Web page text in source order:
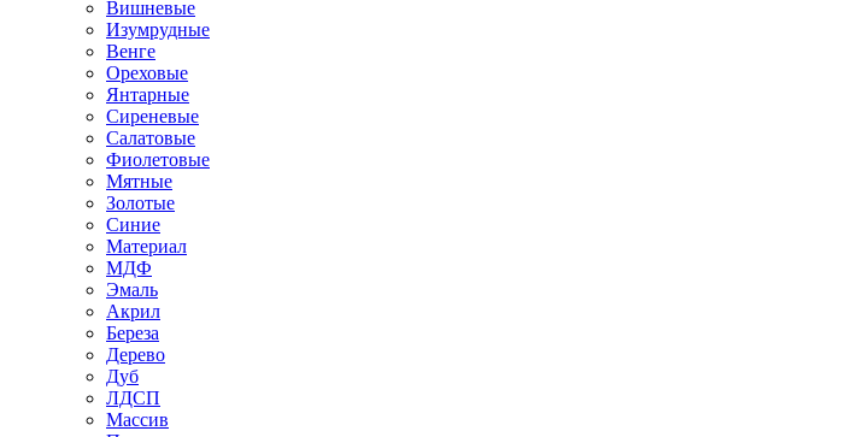
Вишневые
Изумрудные
Венге
Ореховые
Янтарные
Сиреневые
Салатовые
Фиолетовые
Мятные
Золотые
Синие
Материал
МДФ
Эмаль
Акрил
Береза
Дерево
Дуб
ЛДСП
Массив